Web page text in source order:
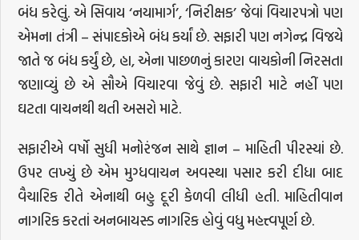
બંધ કરેલું. એ સિવાય ‘નયામાર્ગ’, ‘નિરીક્ષક’ જેવાં વિચારપત્રો પણ
એમના તંત્રી – સંપાદકોએ બંધ કર્યાં છે. સફારી પણ નગેન્દ્ર વિજયે
જાતે જ બંધ કર્યું છે, હા, એના પાછળનું કારણ વાચકોની નિરસતા
જણાવ્યું છે એ સૌએ વિચારવા જેવું છે. સફારી માટે નહીં પણ
ઘટતા વાચનથી થતી અસરો માટે.
સફારીએ વર્ષો સુધી મનોરંજન સાથે જ્ઞાન – માહિતી પીરસ્યાં છે.
ઉપર લખ્યું છે એમ મુગ્ધવાચન અવસ્થા પસાર કરી દીધા બાદ
વૈચારિક રીતે એનાથી બહુ દૂરી કેળવી લીધી હતી. માહિતીવાન
નાગરિક કરતાં અનબાયસ્ડ નાગરિક હોવું વધુ મહત્ત્વપૂર્ણ છે.